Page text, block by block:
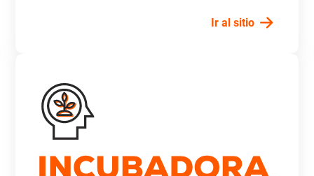
Ir al sitio